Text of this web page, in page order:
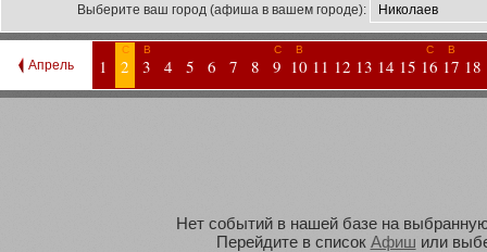
Выберите ваш город (афиша в вашем городе):
Апрель 1
С
2
В
3 4 5 6 7 8
С
9
В
10 11 12 13 14 15
С
16
В
17 18
Нет событий в нашей базе на
Перейдите в список Афиш или